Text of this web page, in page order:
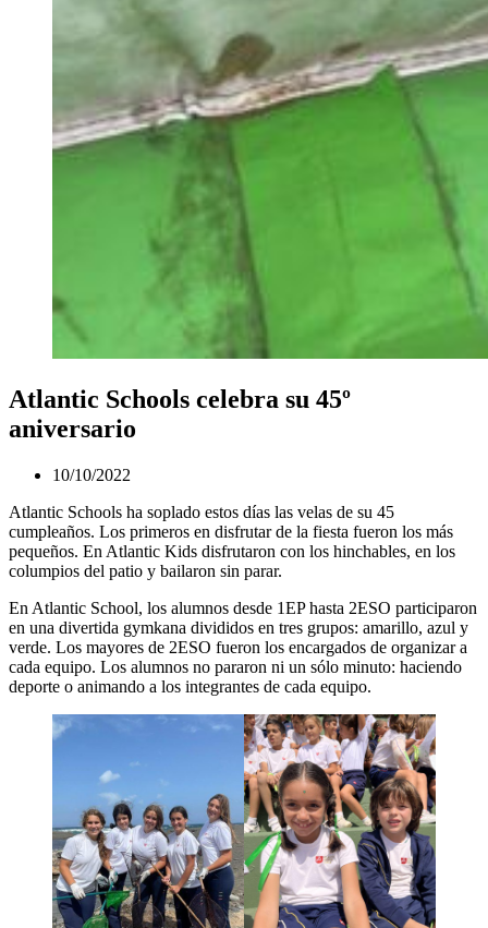
Atlantic Schools celebra su 45º
aniversario
10/10/2022
Atlantic Schools ha soplado estos días las velas de su 45
cumpleaños. Los primeros en disfrutar de la fiesta fueron los más
pequeños. En Atlantic Kids disfrutaron con los hinchables, en los
columpios del patio y bailaron sin parar.
En Atlantic School, los alumnos desde 1EP hasta 2ESO participaron
en una divertida gymkana divididos en tres grupos: amarillo, azul y
verde. Los mayores de 2ESO fueron los encargados de organizar a
cada equipo. Los alumnos no pararon ni un sólo minuto: haciendo
deporte o animando a los integrantes de cada equipo.